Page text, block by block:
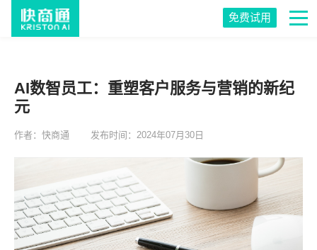
免费试用
AI数智员工：重塑客户服务与营销的新纪
元
作者：快商通 发布时间：2024年07月30日